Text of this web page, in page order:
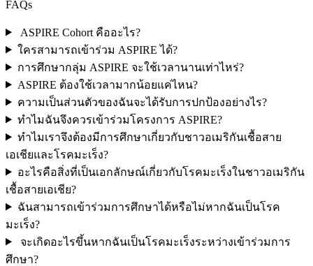
FAQs
ASPIRE Cohort คืออะไร?
ใครสามารถเข้าร่วม ASPIRE ได้?
การศึกษากลุ่ม ASPIRE จะใช้เวลานานเท่าไหร่?
ASPIRE ต้องใช้เวลามากน้อยแค่ไหน?
ความเป็นส่วนตัวของฉันจะได้รับการปกป้องอย่างไร?
ทำไมฉันจึงควรเข้าร่วมโครงการ ASPIRE?
ทำไมเราจึงต้องมีการศึกษาเกี่ยวกับชาวอเมริกันเชื้อสาย
เอเชียและโรคมะเร็ง?
อะไรคือสิ่งที่เป็นเอกลักษณ์เกี่ยวกับโรคมะเร็งในชาวอเมริกัน
เชื้อสายเอเชีย?
ฉันสามารถเข้าร่วมการศึกษาได้หรือไม่หากฉันเป็นโรค
มะเร็ง?
จะเกิดอะไรขึ้นหากฉันเป็นโรคมะเร็งระหว่างเข้าร่วมการ
ศึกษา?